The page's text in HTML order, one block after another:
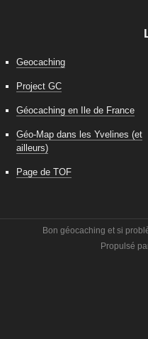
Geocaching
Project GC
Géocaching en Ile de France
Géo-Map dans les Yvelines (et
ailleurs)
Page de TOF
Bon géocaching et si
Propulsé